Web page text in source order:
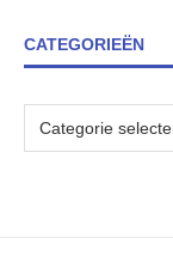
CATEGORIEËN